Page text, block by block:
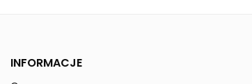
INFORMACJE